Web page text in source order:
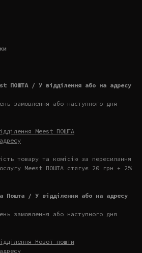
ПОШТА / У відділення або на адресу
замовлення або наступного дня
Meest ПОШТА
товару та комісію за пересилання
Meest ПОШТА стягує 20 грн + 2%
Пошта / У відділення або на адресу
замовлення або наступного дня
Нової пошти